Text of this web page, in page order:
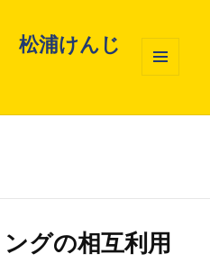
松浦けんじ
ィジェ
グの相互利用